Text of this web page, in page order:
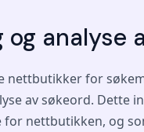
og analyse
nettbutikker for
av søkeord. Dette
for nettbutikken, og